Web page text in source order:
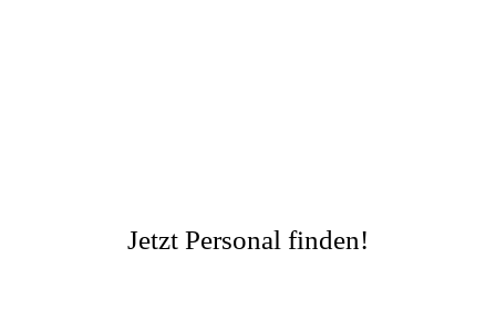
Jetzt Personal finden!